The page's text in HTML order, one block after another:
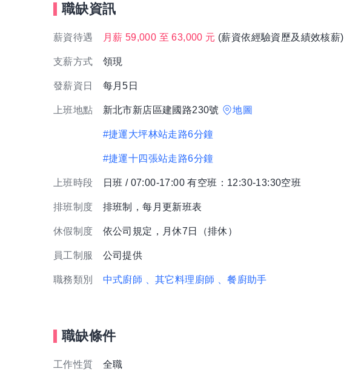
職缺資訊
薪資待遇 月薪 59,000 至 63,000 元 (薪資依經驗資歷及績效核薪)
支薪方式 領現
發薪資日 每月5日
上班地點 新北市新店區建國路230號 地圖
#捷運大坪林站走路6分鐘
#捷運十四張站走路6分鐘
上班時段 日班 / 07:00-17:00 有空班：12:30-13:30空班
排班制度 排班制，每月更新班表
休假制度 依公司規定，月休7日（排休）
員工制服 公司提供
職務類別 中式廚師 、其它料理廚師 、餐廚助手
職缺條件
工作性質 全職